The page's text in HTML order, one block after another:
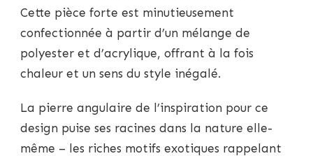
Cette pièce forte est minutieusement
confectionnée à partir d’un mélange de
polyester et d’acrylique, offrant à la fois
chaleur et un sens du style inégalé.
La pierre angulaire de l’inspiration pour ce
design puise ses racines dans la nature elle-
même – les riches motifs exotiques rappelant